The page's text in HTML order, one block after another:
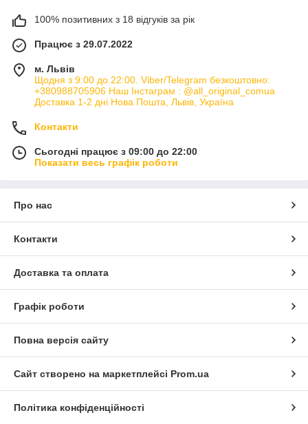
100% позитивних з 18 відгуків за рік
Працює з 29.07.2022
м. Львів
Щодня з 9:00 до 22:00. Viber/Telegram безкоштовно:
+380988705906 Наш Інстаграм : @all_original_comua
Доставка 1-2 дні Нова Пошта, Львів, Україна
Контакти
Сьогодні працює з 09:00 до 22:00
Показати весь графік роботи
Про нас
Контакти
Доставка та оплата
Графік роботи
Повна версія сайту
Сайт створено на маркетплейсі Prom.ua
Політика конфіденційності